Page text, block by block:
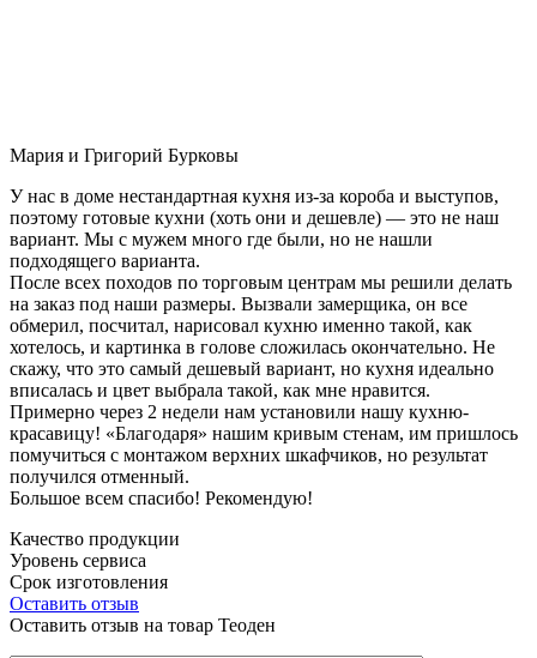
Мария и Григорий Бурковы
У нас в доме нестандартная кухня из-за короба и выступов,
поэтому готовые кухни (хоть они и дешевле) — это не наш
вариант. Мы с мужем много где были, но не нашли
подходящего варианта.
После всех походов по торговым центрам мы решили делать
на заказ под наши размеры. Вызвали замерщика, он все
обмерил, посчитал, нарисовал кухню именно такой, как
хотелось, и картинка в голове сложилась окончательно. Не
скажу, что это самый дешевый вариант, но кухня идеально
вписалась и цвет выбрала такой, как мне нравится.
Примерно через 2 недели нам установили нашу кухню-
красавицу! «Благодаря» нашим кривым стенам, им пришлось
помучиться с монтажом верхних шкафчиков, но результат
получился отменный.
Большое всем спасибо! Рекомендую!
Качество продукции
Уровень сервиса
Срок изготовления
Оставить отзыв
Оставить отзыв на товар Теоден